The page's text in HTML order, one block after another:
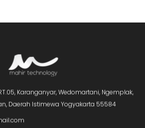
Karanganyar, Wedomartani, Ngemplak,
Daerah Istimewa Yogyakarta 55584